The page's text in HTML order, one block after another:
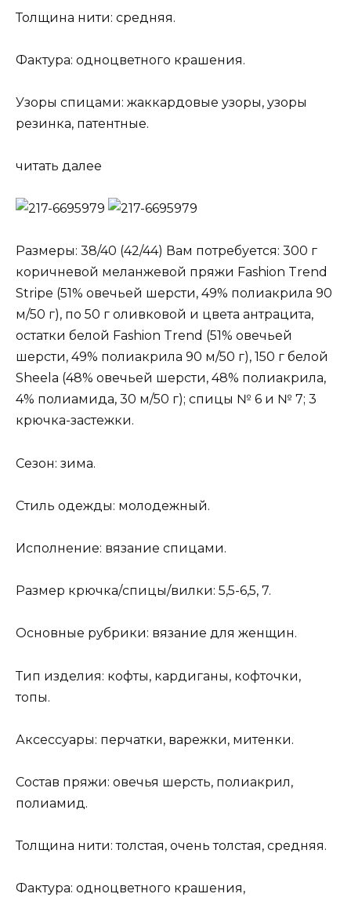
Толщина нити: средняя.
Фактура: одноцветного крашения.
Узоры спицами: жаккардовые узоры, узоры
резинка, патентные.
читать далее
Размеры: 38/40 (42/44) Вам потребуется: 300 г
коричневой меланжевой пряжи Fashion Trend
Stripe (51% овечьей шерсти, 49% полиакрила 90
м/50 г), по 50 г оливковой и цвета антрацита,
остатки белой Fashion Trend (51% овечьей
шерсти, 49% полиакрила 90 м/50 г), 150 г белой
Sheela (48% овечьей шерсти, 48% полиакрила,
4% полиамида, 30 м/50 г); спицы № 6 и № 7; 3
крючка-застежки.
Сезон: зима.
Стиль одежды: молодежный.
Исполнение: вязание спицами.
Размер крючка/спицы/вилки: 5,5-6,5, 7.
Основные рубрики: вязание для женщин.
Тип изделия: кофты, кардиганы, кофточки,
топы.
Аксессуары: перчатки, варежки, митенки.
Состав пряжи: овечья шерсть, полиакрил,
полиамид.
Толщина нити: толстая, очень толстая, средняя.
Фактура: одноцветного крашения,